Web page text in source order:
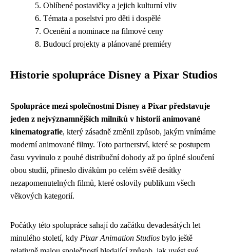
Oblíbené postavičky a jejich kulturní vliv
Témata a poselství pro děti i dospělé
Ocenění a nominace na filmové ceny
Budoucí projekty a plánované premiéry
Historie spolupráce Disney a Pixar Studios
Spolupráce mezi společnostmi Disney a Pixar představuje
jeden z nejvýznamnějších milníků v historii animované
kinematografie, který zásadně změnil způsob, jakým vnímáme
moderní animované filmy. Toto partnerství, které se postupem
času vyvinulo z pouhé distribuční dohody až po úplné sloučení
obou studií, přineslo divákům po celém světě desítky
nezapomenutelných filmů, které oslovily publikum všech
věkových kategorií.
Počátky této spolupráce sahají do začátku devadesátých let
minulého století, kdy Pixar Animation Studios bylo ještě